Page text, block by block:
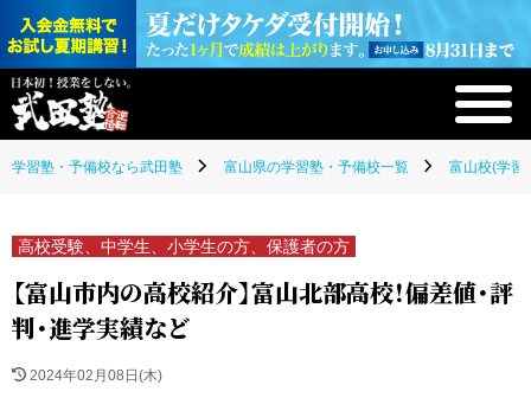
学習塾・予備校なら武田塾 富山県の学習塾・予備校一覧 富山校(学習
高校受験、中学生、小学生の方、保護者の方
【富山市内の高校紹介】富山北部高校！偏差値・評
判・進学実績など
2024年02月08日(木)